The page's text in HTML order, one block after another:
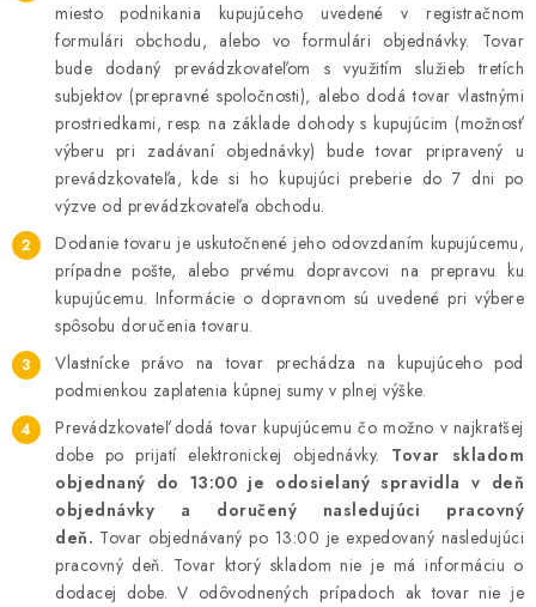
miesto podnikania kupujúceho uvedené v registračnom
formulári obchodu, alebo vo formulári objednávky. Tovar
bude dodaný prevádzkovateľom s využitím služieb tretích
subjektov (prepravné spoločnosti), alebo dodá tovar vlastnými
prostriedkami, resp. na základe dohody s kupujúcim (možnosť
výberu pri zadávaní objednávky) bude tovar pripravený u
prevádzkovateľa, kde si ho kupujúci preberie do 7 dni po
výzve od prevádzkovateľa obchodu.
Dodanie tovaru je uskutočnené jeho odovzdaním kupujúcemu,
prípadne pošte, alebo prvému dopravcovi na prepravu ku
kupujúcemu. Informácie o dopravnom sú uvedené pri výbere
spôsobu doručenia tovaru.
Vlastnícke právo na tovar prechádza na kupujúceho pod
podmienkou zaplatenia kúpnej sumy v plnej výške.
Prevádzkovateľ dodá tovar kupujúcemu čo možno v najkratšej
dobe po prijatí elektronickej objednávky. Tovar skladom
objednaný do 13:00 je odosielaný spravidla v deň
objednávky a doručený nasledujúci pracovný
deň. Tovar objednávaný po 13:00 je expedovaný nasledujúci
pracovný deň. Tovar ktorý skladom nie je má informáciu o
dodacej dobe. V odôvodnených prípadoch ak tovar nie je